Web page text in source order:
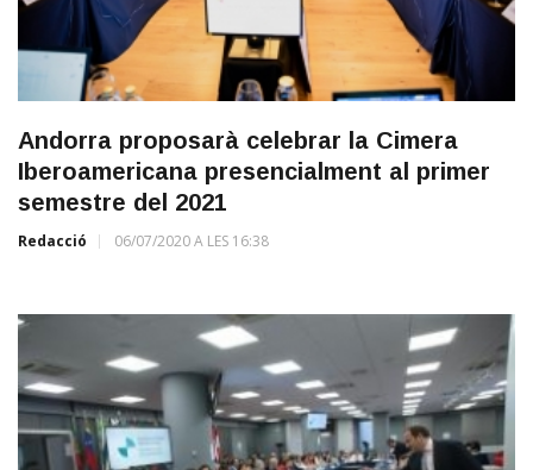
Andorra proposarà celebrar la Cimera
Iberoamericana presencialment al primer
semestre del 2021
Redacció 06/07/2020 A LES 16:38